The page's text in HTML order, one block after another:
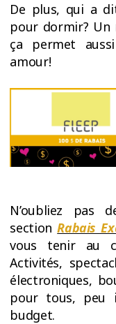
De plus, qui a
pour dormir? Un
ça permet
amour!
N’oubliez pas
sectionRabais
vous tenir au
Activités,
électroniques,
pour tous, peu
budget.